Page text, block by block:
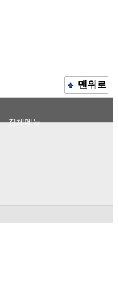
맨위로
전체메뉴